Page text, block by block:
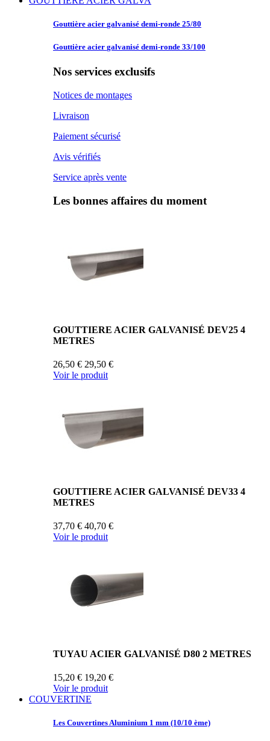
Gouttière acier galvanisé demi-ronde 25/80
Gouttière acier galvanisé demi-ronde 33/100
Nos services exclusifs
Notices de montages
Livraison
Paiement sécurisé
Avis vérifiés
Service après vente
Les bonnes affaires du moment
GOUTTIERE ACIER GALVANISÉ DEV25 4
METRES
26,50 € 29,50 €
Voir le produit
GOUTTIERE ACIER GALVANISÉ DEV33 4
METRES
37,70 € 40,70 €
Voir le produit
TUYAU ACIER GALVANISÉ D80 2 METRES
15,20 € 19,20 €
Voir le produit
COUVERTINE
Les CouvertinesAluminium 1 mm (10/10 ème)